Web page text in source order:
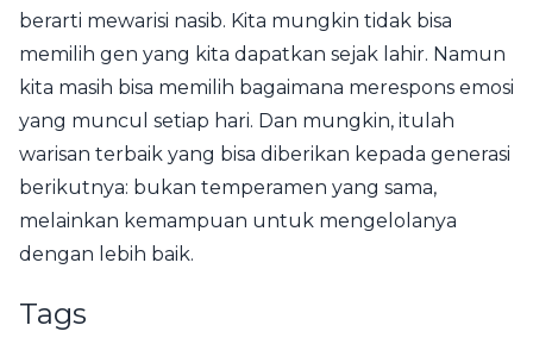
berarti mewarisi nasib. Kita mungkin tidak bisa
memilih gen yang kita dapatkan sejak lahir. Namun
kita masih bisa memilih bagaimana merespons emosi
yang muncul setiap hari. Dan mungkin, itulah
warisan terbaik yang bisa diberikan kepada generasi
berikutnya: bukan temperamen yang sama,
melainkan kemampuan untuk mengelolanya
dengan lebih baik.
Tags